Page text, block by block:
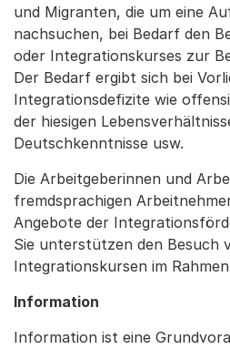
und Migranten, die um eine
nachsuchen, bei Bedarf den
oder Integrationskurses zur
Der Bedarf ergibt sich bei
Integrationsdefizite wie
der hiesigen
Deutschkenntnisse usw.
Die Arbeitgeberinnen und
fremdsprachigen
Angebote der
Sie unterstützen den Besuch
Integrationskursen im
Information
Information ist eine